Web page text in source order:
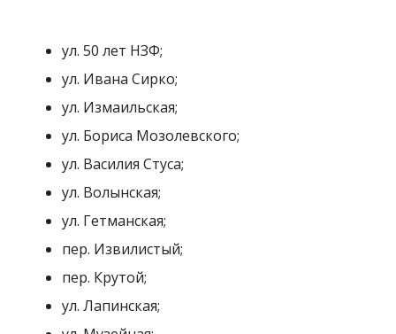
ул. 50 лет НЗФ;
ул. Ивана Сирко;
ул. Измаильская;
ул. Бориса Мозолевского;
ул. Василия Стуса;
ул. Волынская;
ул. Гетманская;
пер. Извилистый;
пер. Крутой;
ул. Лапинская;